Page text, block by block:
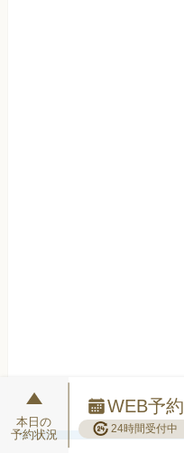
本日の
予約状況
WEB予約
24時間受付中